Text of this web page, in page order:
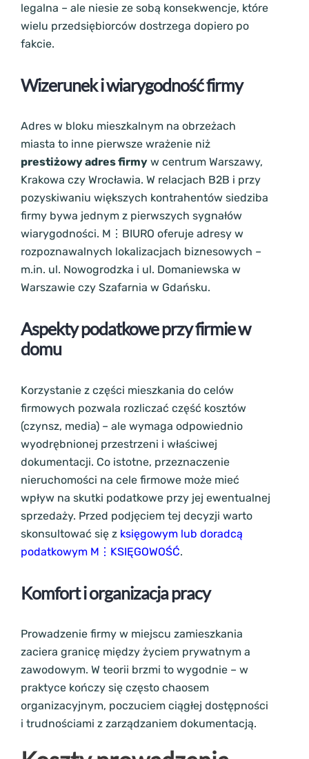
legalna – ale niesie ze sobą konsekwencje, które
wielu przedsiębiorców dostrzega dopiero po
fakcie.
Wizerunek i wiarygodność firmy
Adres w bloku mieszkalnym na obrzeżach
miasta to inne pierwsze wrażenie niż
prestiżowy adres firmyw centrum Warszawy,
Krakowa czy Wrocławia. W relacjach B2B i przy
pozyskiwaniu większych kontrahentów siedziba
firmy bywa jednym z pierwszych sygnałów
wiarygodności. M⋮BIURO oferuje adresy w
rozpoznawalnych lokalizacjach biznesowych –
m.in. ul. Nowogrodzka i ul. Domaniewska w
Warszawie czy Szafarnia w Gdańsku.
Aspekty podatkowe przy firmie w
domu
Korzystanie z części mieszkania do celów
firmowych pozwala rozliczać część kosztów
(czynsz, media) – ale wymaga odpowiednio
wyodrębnionej przestrzeni i właściwej
dokumentacji. Co istotne, przeznaczenie
nieruchomości na cele firmowe może mieć
wpływ na skutki podatkowe przy jej ewentualnej
sprzedaży. Przed podjęciem tej decyzji warto
skonsultować się z księgowym lub doradcą
podatkowym M⋮KSIĘGOWOŚĆ.
Komfort i organizacja pracy
Prowadzenie firmy w miejscu zamieszkania
zaciera granicę między życiem prywatnym a
zawodowym. W teorii brzmi to wygodnie – w
praktyce kończy się często chaosem
organizacyjnym, poczuciem ciągłej dostępności
i trudnościami z zarządzaniem dokumentacją.